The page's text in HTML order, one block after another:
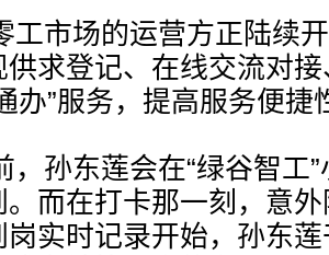
工市场的运营方正陆续
供求登记、在线交流对
办”服务，提高服务便捷
，孙东莲会在“绿谷智工
。而在打卡那一刻，意
岗实时记录开始，孙东